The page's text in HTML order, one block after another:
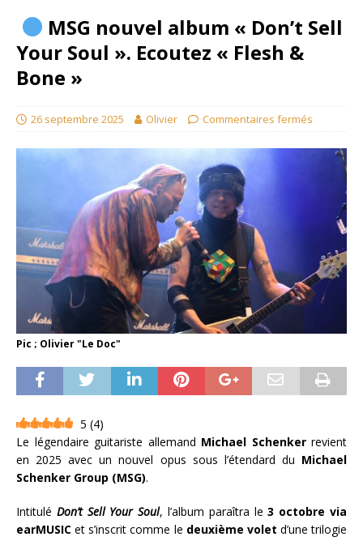
MSG nouvel album « Don’t Sell
Your Soul ». Ecoutez « Flesh &
Bone »
26 septembre 2025 Olivier Commentaires fermés
Pic ; Olivier "Le Doc"
5 (4)
Le légendaire guitariste allemand Michael Schenkerrevient
en 2025 avec un nouvel opus sous l’étendard du Michael
Schenker Group (MSG).
Intitulé Don’t Sell Your Soul, l’album paraîtra le3 octobre via
earMUSIC et s’inscrit comme le deuxième volet d’une trilogie